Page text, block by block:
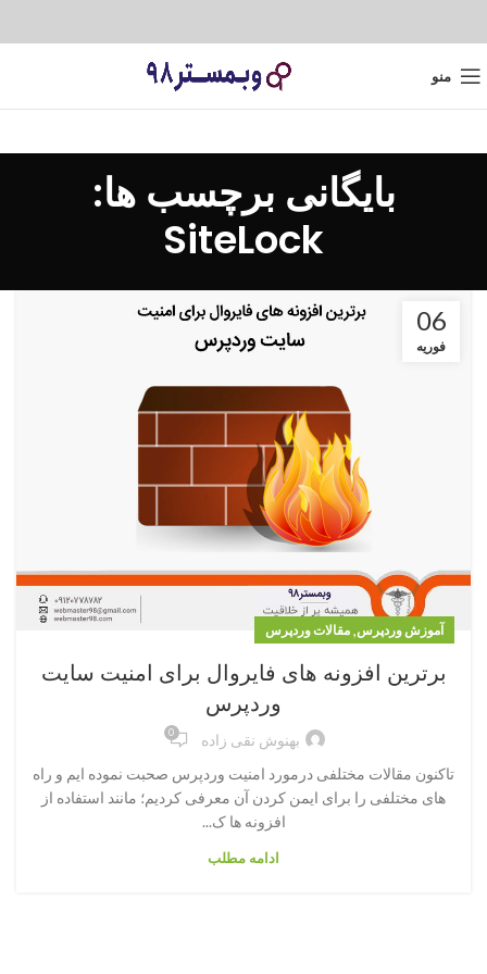
منو
بایگانی برچسب ها:
SiteLock
06
فوریه
آموزش وردپرس, مقالات وردپرس
برترین افزونه های فایروال برای امنیت سایت
وردپرس
بهنوش نقی زاده 0
تاکنون مقالات مختلفی درمورد امنیت وردپرس صحبت نموده ایم و راه
های مختلفی را برای ایمن کردن آن معرفی کردیم؛ مانند استفاده از
افزونه ها ک...
ادامه مطلب